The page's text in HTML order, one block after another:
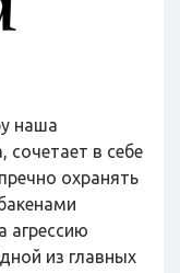
наша
сочетает в себе
охранять
агрессию
из главных